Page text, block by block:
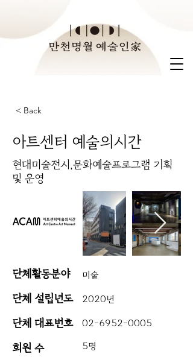
< Back
아트센터 예술의시간
현대미술전시,문화예술프로그램 기획
및 운영
단체활동분야
단체 설립년도
단체 대표번호
회원 수
미술
2020년
02-6952-0005
5명